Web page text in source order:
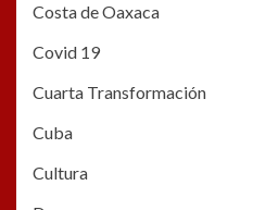
Costa de Oaxaca
Covid 19
Cuarta Transformación
Cuba
Cultura